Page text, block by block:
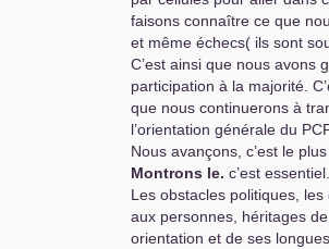
les Glusckmann et consorts
faisons connaître ce que
et même échecs( ils sont
C’est ainsi que nous avons
participation à la majorité.
que nous continuerons à
l’orientation générale du
Nous avançons, c’est le
Montrons le. c’est essentiel.
Les obstacles politiques,
aux personnes, héritages de
orientation et de ses